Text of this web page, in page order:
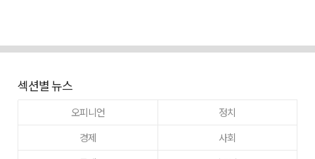
섹션별 뉴스
오피니언
정치
경제
사회